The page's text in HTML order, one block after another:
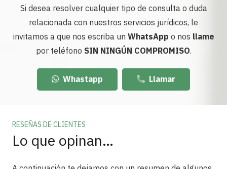
Si desea resolver cualquier tipo de consulta o duda
relacionada con nuestros servicios jurídicos, le
invitamos a que nos escriba un WhatsApp o nos llame
por teléfono SIN NINGÚN COMPROMISO.
Whastapp Llamar
RESEÑAS DE CLIENTES
Lo que opinan…